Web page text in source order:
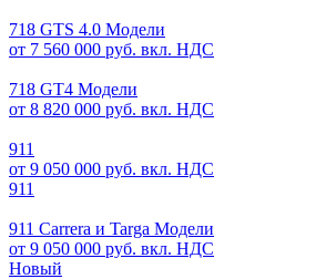
718 GTS 4.0 Модели
от 7 560 000 руб. вкл. НДС
718 GT4 Модели
от 8 820 000 руб. вкл. НДС
911
от 9 050 000 руб. вкл. НДС
911
911 Carrera и Targa Модели
от 9 050 000 руб. вкл. НДС
Новый